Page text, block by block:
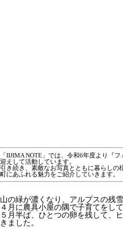
「IIJIMA NOTE」では、令和6年度より『
迎えして活動しています。
引き続き、素敵なお写真とともに暮らしの
町にあふれる魅力をご紹介していきます。
山の緑が濃くなり、アルプスの残
４月に農具小屋の隅で子育てをし
５月半ば、ひとつの卵を残して、
きました。